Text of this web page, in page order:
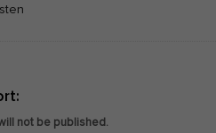
not be published.